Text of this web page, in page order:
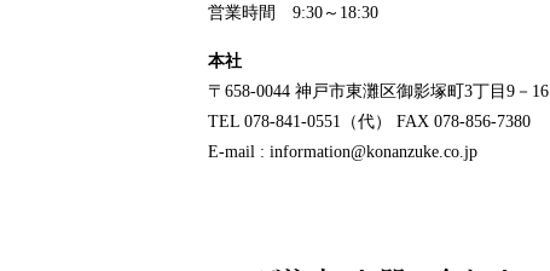
営業時間 9:30～18:30
本社
〒658-0044 神戸市東灘区御影塚町3丁目9－16
TEL 078-841-0551（代） FAX 078-856-7380
E-mail : information@konanzuke.co.jp